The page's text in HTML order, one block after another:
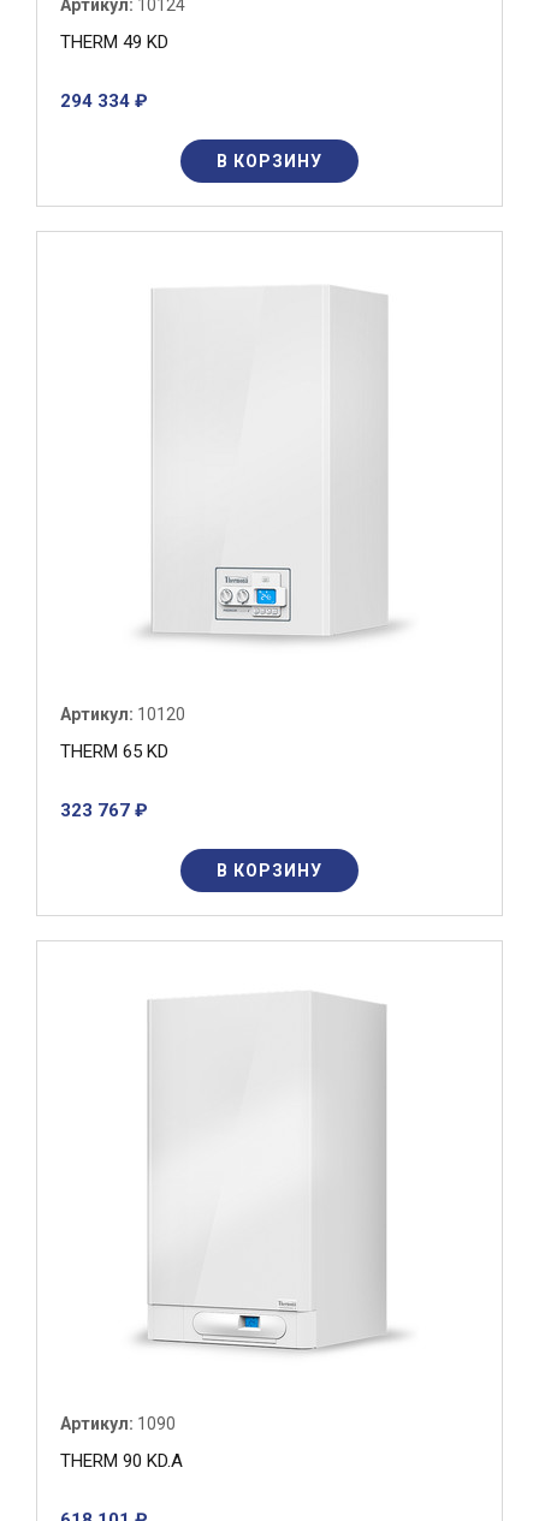
Артикул: 10124
THERM 49 KD
294 334 ₽
В КОРЗИНУ
Артикул: 10120
THERM 65 KD
323 767 ₽
В КОРЗИНУ
Артикул: 1090
THERM 90 KD.A